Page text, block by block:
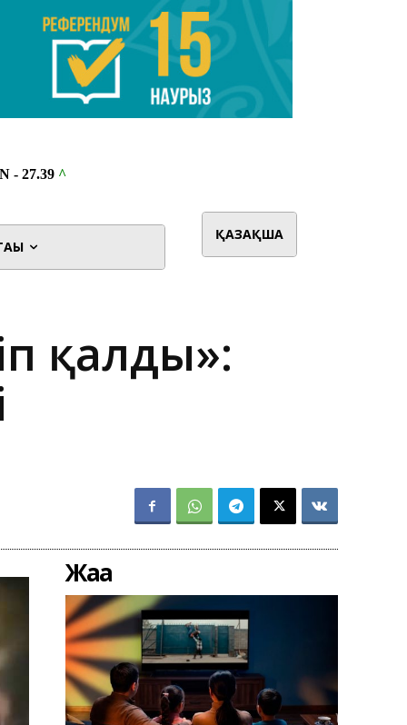
ҚАЗАҚША
қалды»:
Жаңа